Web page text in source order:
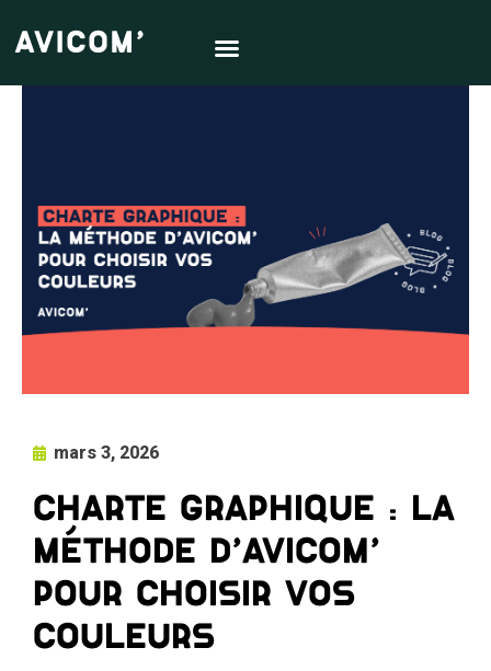
mars 3, 2026
Charte graphique : la
méthode d’AVICOM’
pour choisir vos
couleurs